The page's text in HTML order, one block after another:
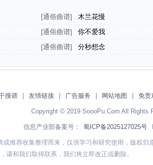
[通俗曲谱] 木兰花慢
[通俗曲谱] 你不爱我
[通俗曲谱] 分秒想念
搜谱 友情链接 广告服务 网站地图 免责
Copyright © 2019 SoooPu.Com All Rights
信息产业部备案号： 蜀ICP备2025127025号
推荐收集整理而来，仅供学习和研究使用，版权归
请和我们取得联系，我们将立即改正或删除。